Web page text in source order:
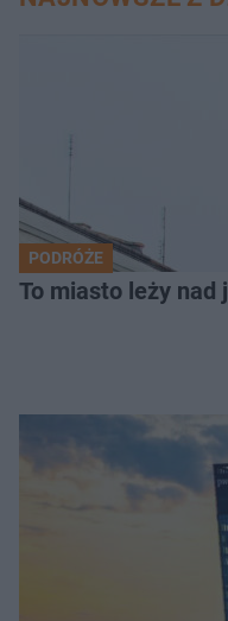
PODRÓŻE
To miasto leży nad